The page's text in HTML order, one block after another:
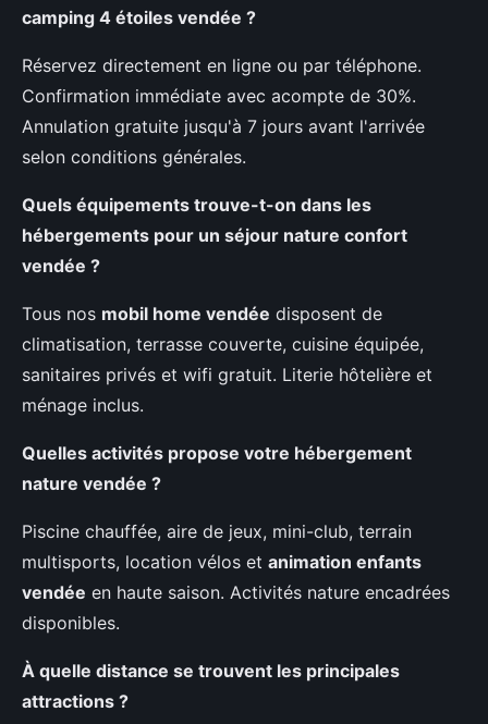
camping 4 étoiles vendée ?
Réservez directement en ligne ou par téléphone.
Confirmation immédiate avec acompte de 30%.
Annulation gratuite jusqu'à 7 jours avant l'arrivée
selon conditions générales.
Quels équipements trouve-t-on dans les
hébergements pour un séjour nature confort
vendée ?
Tous nos mobil home vendée disposent de
climatisation, terrasse couverte, cuisine équipée,
sanitaires privés et wifi gratuit. Literie hôtelière et
ménage inclus.
Quelles activités propose votre hébergement
nature vendée ?
Piscine chauffée, aire de jeux, mini-club, terrain
multisports, location vélos et animation enfants
vendée en haute saison. Activités nature encadrées
disponibles.
À quelle distance se trouvent les principales
attractions ?